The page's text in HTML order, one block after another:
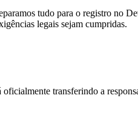
tudo para o registro no
legais sejam cumpridas.
transferindo a